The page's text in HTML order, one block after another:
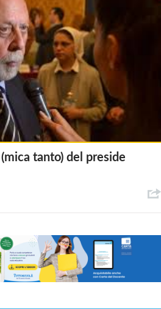
(mica tanto) del preside